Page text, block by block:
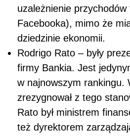
uzależnienie
Facebooka), mimo że
dziedzinie ekonomii.
Rodrigo Rato – były
firmy Bankia. Jest
w najnowszym rankingu.
zrezygnował z tego
Rato był ministrem
też dyrektorem